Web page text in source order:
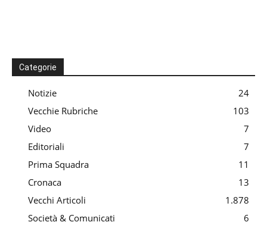
Categorie
Notizie
24
Vecchie Rubriche
103
Video
7
Editoriali
7
Prima Squadra
11
Cronaca
13
Vecchi Articoli
1.878
Società & Comunicati
6